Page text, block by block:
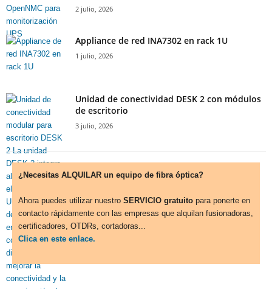
2 julio, 2026
Appliance de red INA7302 en rack 1U
1 julio, 2026
Unidad de conectividad DESK 2 con módulos
de escritorio
3 julio, 2026
¿Necesitas ALQUILAR un equipo de fibra óptica?
Ahora puedes utilizar nuestro SERVICIO gratuito para ponerte en
contacto rápidamente con las empresas que alquilan fusionadoras,
certificadores, OTDRs, cortadoras...
Clica en este enlace.